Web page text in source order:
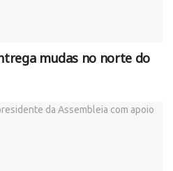
mudas no norte do